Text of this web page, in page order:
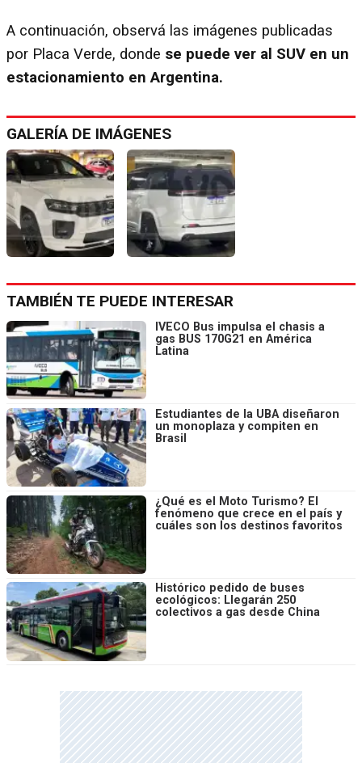
A continuación, observá las imágenes publicadas
por Placa Verde, donde se puede ver al SUV en un
estacionamiento en Argentina.
GALERÍA DE IMÁGENES
TAMBIÉN TE PUEDE INTERESAR
IVECO Bus impulsa el chasis a
gas BUS 170G21 en América
Latina
Estudiantes de la UBA diseñaron
un monoplaza y compiten en
Brasil
¿Qué es el Moto Turismo? El
fenómeno que crece en el país y
cuáles son los destinos favoritos
Histórico pedido de buses
ecológicos: Llegarán 250
colectivos a gas desde China